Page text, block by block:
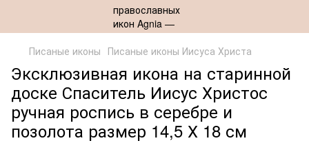
Писаные иконы Писаные иконы Иисуса Христа
Эксклюзивная икона на старинной
доске Спаситель Иисус Христос
ручная роспись в серебре и
позолота размер 14,5 Х 18 см